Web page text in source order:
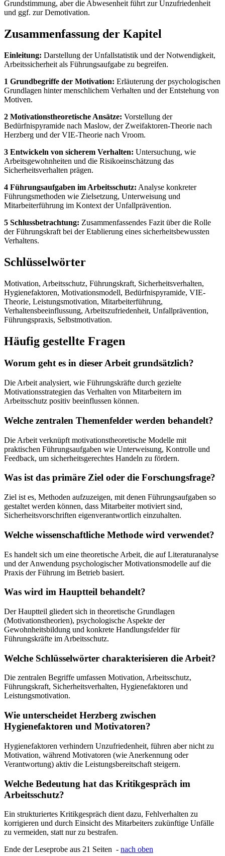
Grundstimmung, aber die Abwesenheit führt zur Unzufriedenheit
und ggf. zur Demotivation.
Zusammenfassung der Kapitel
Einleitung: Darstellung der Unfallstatistik und der Notwendigkeit,
Arbeitssicherheit als Führungsaufgabe zu begreifen.
1 Grundbegriffe der Motivation: Erläuterung der psychologischen
Grundlagen hinter menschlichem Verhalten und der Entstehung von
Motiven.
2 Motivationstheoretische Ansätze: Vorstellung der
Bedürfnispyramide nach Maslow, der Zweifaktoren-Theorie nach
Herzberg und der VIE-Theorie nach Vroom.
3 Entwickeln von sicherem Verhalten: Untersuchung, wie
Arbeitsgewohnheiten und die Risikoeinschätzung das
Sicherheitsverhalten prägen.
4 Führungsaufgaben im Arbeitsschutz: Analyse konkreter
Führungsmethoden wie Zielsetzung, Unterweisung und
Mitarbeiterführung im Kontext der Unfallprävention.
5 Schlussbetrachtung: Zusammenfassendes Fazit über die Rolle
der Führungskraft bei der Etablierung eines sicherheitsbewussten
Verhaltens.
Schlüsselwörter
Motivation, Arbeitsschutz, Führungskraft, Sicherheitsverhalten,
Hygienefaktoren, Motivationsmodell, Bedürfnispyramide, VIE-
Theorie, Leistungsmotivation, Mitarbeiterführung,
Verhaltensbeeinflussung, Arbeitszufriedenheit, Unfallprävention,
Führungspraxis, Selbstmotivation.
Häufig gestellte Fragen
Worum geht es in dieser Arbeit grundsätzlich?
Die Arbeit analysiert, wie Führungskräfte durch gezielte
Motivationsstrategien das Verhalten von Mitarbeitern im
Arbeitsschutz positiv beeinflussen können.
Welche zentralen Themenfelder werden behandelt?
Die Arbeit verknüpft motivationstheoretische Modelle mit
praktischen Führungsaufgaben wie Unterweisung, Kontrolle und
Feedback, um sicherheitsgerechtes Handeln zu fördern.
Was ist das primäre Ziel oder die Forschungsfrage?
Ziel ist es, Methoden aufzuzeigen, mit denen Führungsaufgaben so
gestaltet werden können, dass Mitarbeiter motiviert sind,
Sicherheitsvorschriften eigenverantwortlich einzuhalten.
Welche wissenschaftliche Methode wird verwendet?
Es handelt sich um eine theoretische Arbeit, die auf Literaturanalyse
und der Anwendung psychologischer Motivationsmodelle auf die
Praxis der Führung im Betrieb basiert.
Was wird im Hauptteil behandelt?
Der Hauptteil gliedert sich in theoretische Grundlagen
(Motivationstheorien), psychologische Aspekte der
Gewohnheitsbildung und konkrete Handlungsfelder für
Führungskräfte im Arbeitsschutz.
Welche Schlüsselwörter charakterisieren die Arbeit?
Die zentralen Begriffe umfassen Motivation, Arbeitsschutz,
Führungskraft, Sicherheitsverhalten, Hygienefaktoren und
Leistungsmotivation.
Wie unterscheidet Herzberg zwischen
Hygienefaktoren und Motivatoren?
Hygienefaktoren verhindern Unzufriedenheit, führen aber nicht zu
Motivation, während Motivatoren (wie Anerkennung oder
Verantwortung) aktiv die Leistungsbereitschaft steigern.
Welche Bedeutung hat das Kritikgespräch im
Arbeitsschutz?
Ein strukturiertes Kritikgespräch dient dazu, Fehlverhalten zu
korrigieren und durch Einsicht des Mitarbeiters zukünftige Unfälle
zu vermeiden, statt nur zu bestrafen.
Ende der Leseprobe aus 21 Seiten - nach oben